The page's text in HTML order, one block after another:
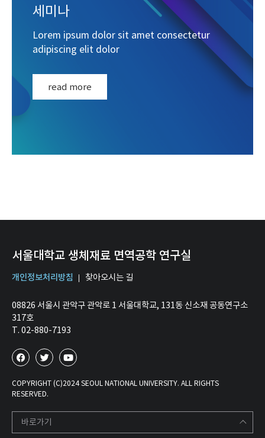
세미나
Lorem ipsum dolor sit amet consectetur
adipiscing elit dolor
read more
서울대학교 생체재료 면역공학 연구실
개인정보처리방침 찾아오시는 길
08826 서울시 관악구 관악로 1 서울대학교, 131동 신소재 공동연구소
317호
T. 02-880-7193
COPYRIGHT (C)2024 SEOUL NATIONAL UNIVERSITY. ALL RIGHTS
RESERVED.
바로가기